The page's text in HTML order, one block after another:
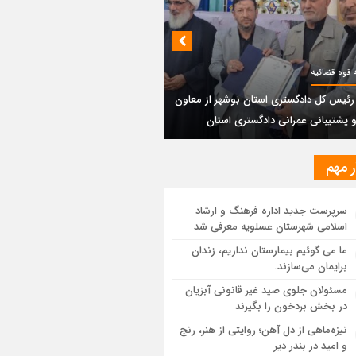
دیر؛ مسیر نجاتی که در بن‌بست
مانده است
پتروشیمی نوری بر سکوی طلای BRICS 2026
رئیس کل دادگستری استان بوشهر از
مالی و پشتیبانی عمرانی دادگستری
مرکز استان مبنای قانونی ندارد؛ با
و قیمت‌سازان برخورد می‌کنیم
و بندر دیر در فهرست داغ‌ترین نقاط جهان؛
و شرق ایران زیر آتش تابستان
قوه قضائیه
رئیس کل دادگستری استان بوشهر از معاون
پشتیبانی عمرانی دادگستری استان
مهم
سرپرست جدید اداره فرهنگ و ارشاد
اسلامی شهرستان عسلویه معرفی شد
ما می گوئیم بیمارستان نداریم، زندان
برایمان می‌سازند.
مسئولان جلوی صید غیر قانونی آبزیان
در بخش بردخون را بگیرند
نیزه‌ماهی از دل آهن؛ روایتی از هنر، رنج
و امید در بندر دیر